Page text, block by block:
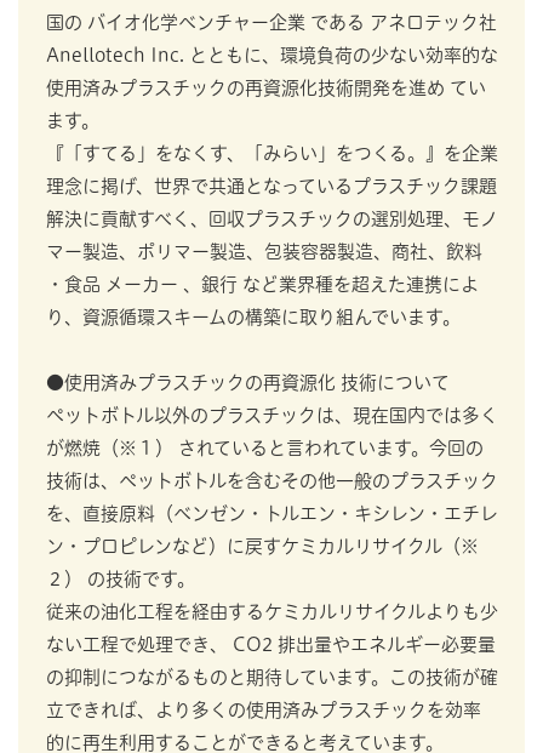
国の バイオ化学ベンチャー企業 である アネロテック社
Anellotech Inc. とともに、環境負荷の少ない効率的な
使用済みプラスチックの再資源化技術開発を進め てい
ます。
『「すてる」をなくす、「みらい」をつくる。』を企業
理念に掲げ、世界で共通となっているプラスチック課題
解決に貢献すべく、回収プラスチックの選別処理、モノ
マー製造、ポリマー製造、包装容器製造、商社、飲料
・食品 メーカー 、銀行 など業界種を超えた連携によ
り、資源循環スキームの構築に取り組んでいます。
●使用済みプラスチックの再資源化 技術について
ペットボトル以外のプラスチックは、現在国内では多く
が燃焼（※１） されていると言われています。今回の
技術は、ペットボトルを含むその他一般のプラスチック
を、直接原料（ベンゼン・トルエン・キシレン・エチレ
ン・プロピレンなど）に戻すケミカルリサイクル（※
２） の技術です。
従来の油化工程を経由するケミカルリサイクルよりも少
ない工程で処理でき、 CO2 排出量やエネルギー必要量
の抑制につながるものと期待しています。この技術が確
立できれば、より多くの使用済みプラスチックを効率
的に再生利用することができると考えています。